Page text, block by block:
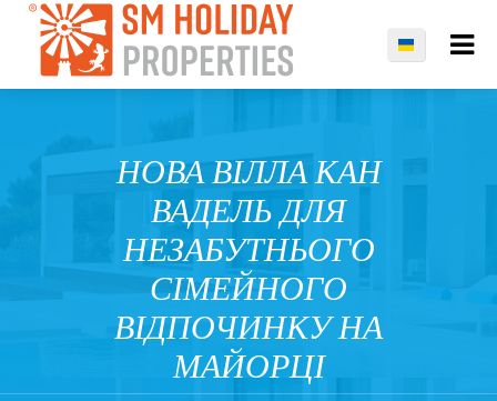
НОВА ВІЛЛА КАН
ВАДЕЛЬ ДЛЯ
НЕЗАБУТНЬОГО
СІМЕЙНОГО
ВІДПОЧИНКУ НА
МАЙОРЦІ